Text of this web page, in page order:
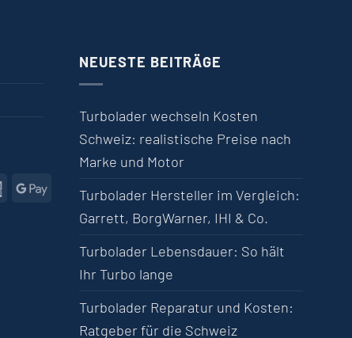
American Express
Google Pay
NEUESTE BEITRÄGE
Turbolader wechseln Kosten
Schweiz: realistische Preise nach
Marke und Motor
Turbolader Hersteller im Vergleich:
Garrett, BorgWarner, IHI & Co.
Turbolader Lebensdauer: So hält
Ihr Turbo lange
Turbolader Reparatur und Kosten:
Ratgeber für die Schweiz